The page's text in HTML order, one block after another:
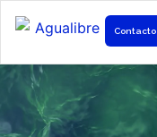
Contacto